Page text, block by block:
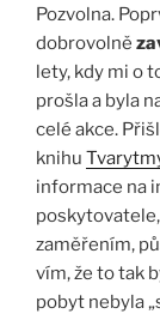
Pozvolna.
dobrovolně
lety, kdy mi o
prošla a byla
celé akce.
knihu
informace na
zaměřením,
vím, že to tak
pobyt nebyla